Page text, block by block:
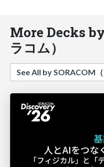
More Decks
ラコム）
See All by SORACOM（